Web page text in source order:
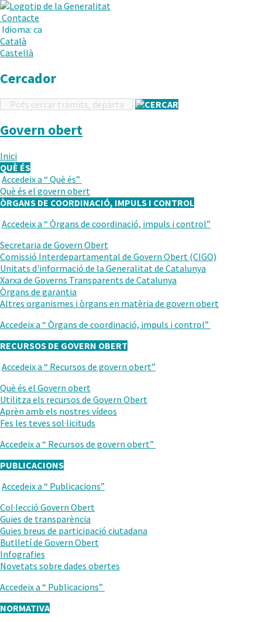
.
Obre
en
una
nova
Menú
Contacte
Idioma: ca
Català
Castellà
Cercador
Govern obert
Inici
QUÈ ÉS
TORNAR
AL
NIVELL
ANTERIOR
Accedeix a “ Què és”
Què és el govern obert
ÒRGANS DE COORDINACIÓ, IMPULS I CONTROL
TORNAR
AL
NIVELL
ANTERIOR
Accedeix a “ Òrgans de coordinació, impuls i control”
Secretaria de Govern Obert
Comissió Interdepartamental de Govern Obert (CIGO)
Unitats d'informació de la Generalitat de Catalunya
Xarxa de Governs Transparents de Catalunya
Òrgans de garantia
Altres organismes i òrgans en matèria de govern obert
Accedeix a “ Òrgans de coordinació, impuls i control”
RECURSOS DE GOVERN OBERT
TORNAR
AL
NIVELL
ANTERIOR
Accedeix a “ Recursos de govern obert”
Què és el Govern obert
Obre
en
una
finestra.
Utilitza els recursos de Govern Obert
Aprèn amb els nostres vídeos
una
Fes les teves sol·licituds
Accedeix a “ Recursos de govern obert”
PUBLICACIONS
TORNAR
AL
NIVELL
ANTERIOR
Accedeix a “ Publicacions”
Col·lecció Govern Obert
Guies de transparència
Guies breus de participació ciutadana
Butlletí de Govern Obert
Infografies
Novetats sobre dades obertes
Accedeix a “ Publicacions”
NORMATIVA